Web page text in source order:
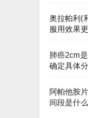
奥拉帕利(
服用效果
肺癌2cm
确定具体分
阿帕他胺
间段是什